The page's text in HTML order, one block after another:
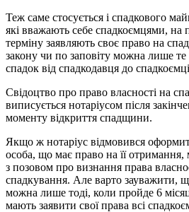
Теж саме стосується і спадкового
які вважають себе спадкоємцями, на
терміну заявляють своє право на
закону чи по заповіту можна лише
спадок від спадкодавця до
Свідоцтво про право власності на
виписується нотаріусом після
моменту відкриття спадщини.
Якщо ж нотаріус відмовився
особа, що має право на її
з позовом про визнання права
спадкування. Але варто зауважити,
можна лише тоді, коли пройде 6
мають заявити свої права всі